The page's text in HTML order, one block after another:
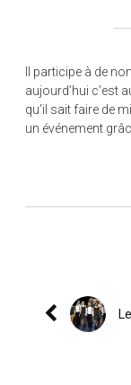
Il participe à de
aujourd’hui c’est
qu’il sait faire de
un événement